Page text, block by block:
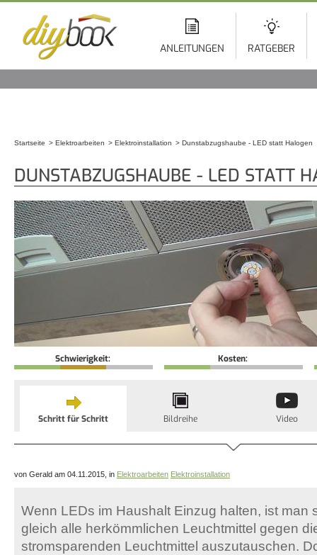
ANLEITUNGEN RATGEBER
Startseite Elektroarbeiten Elektroinstallation Dunstabzugshaube - LED statt Halogen
DUNSTABZUGSHAUBE - LED STATT
Schwierigkeit: Kosten:
Schritt für Schritt Bildreihe Video
von Gerald am 04.11.2015, in Elektroarbeiten Elektroinstallation
Wenn LEDs im Haushalt Einzug halten, ist man
gleich alle herkömmlichen Leuchtmittel gegen
stromsparenden Leuchtmittel auszutauschen.